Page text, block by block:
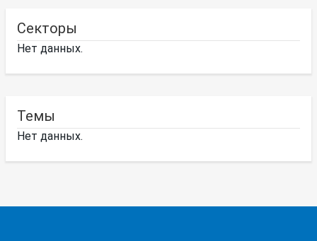
Секторы
Нет данных.
Темы
Нет данных.